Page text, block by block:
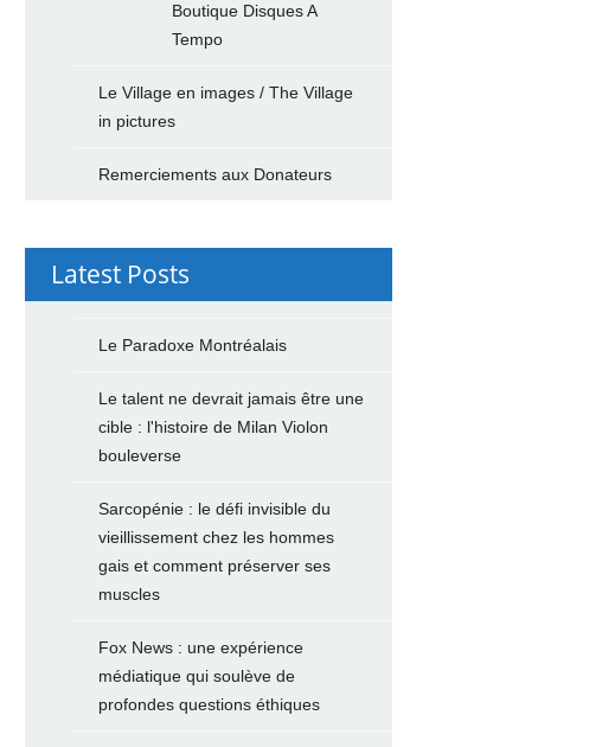
Boutique Disques A
Tempo
Le Village en images / The Village
in pictures
Remerciements aux Donateurs
Latest Posts
Le Paradoxe Montréalais
Le talent ne devrait jamais être une
cible : l'histoire de Milan Violon
bouleverse
Sarcopénie : le défi invisible du
vieillissement chez les hommes
gais et comment préserver ses
muscles
Fox News : une expérience
médiatique qui soulève de
profondes questions éthiques